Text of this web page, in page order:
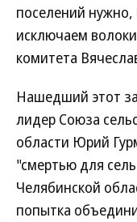
поселений
исключаем
комитета
Нашедший этот
лидер Союза
области Юрий
"смертью для
Челябинской
попытка